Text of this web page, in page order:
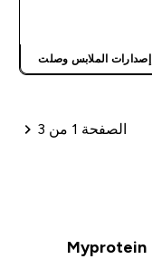
الملابس وصلت
ترقيم الصفحات
الصفحة 1 من 3